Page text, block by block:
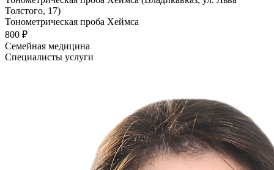
Толстого, 17)
Тонометрическая проба Хеймса
800 ₽
Семейная медицина
Специалисты услуги